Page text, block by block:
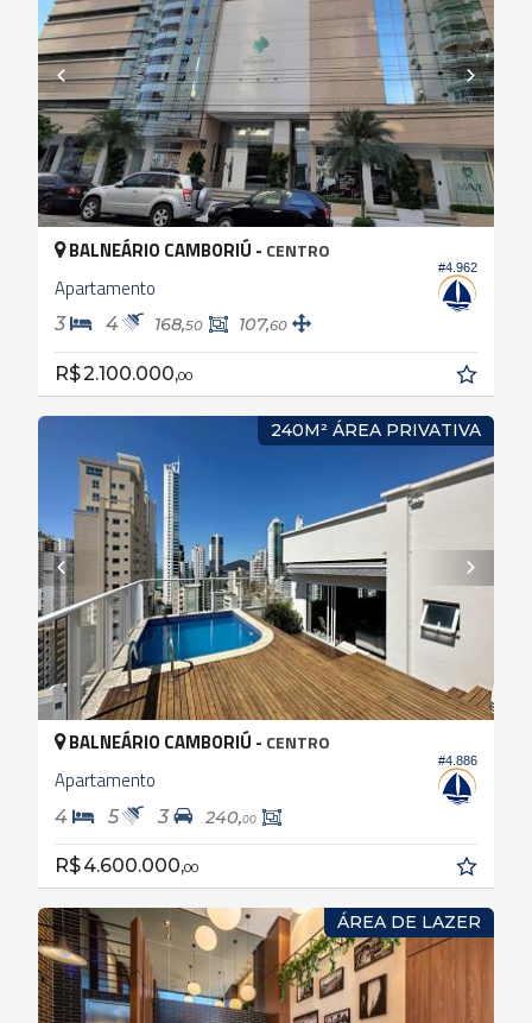
#4.962
BALNEÁRIO CAMBORIÚ - CENTRO
Apartamento
3 4 168,50 107,60
R$ 2.100.000,00
240M² ÁREA PRIVATIVA
#4.886
BALNEÁRIO CAMBORIÚ - CENTRO
Apartamento
4 5 3 240,00
R$ 4.600.000,00
ÁREA DE LAZER